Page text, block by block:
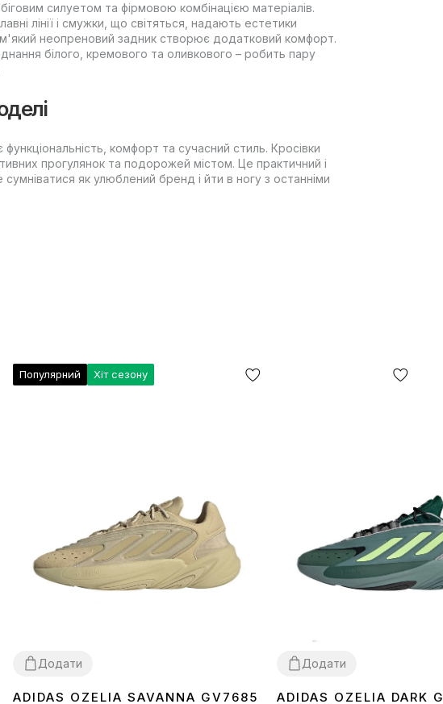
силуетом та фірмовою комбінацією матеріалів.
лінії і смужки, що світяться, надають естетики
м'який неопреновий задник створює додатковий комфорт.
білого, кремового та оливкового – робить пару
комфорт та сучасний стиль. Кросівки
прогулянок та подорожей містом. Це практичний і
як улюблений бренд і йти в ногу з останніми
Популярний Хіт сезону
Додати
ADIDAS OZELIA SAVANNA GV7685
Додати
ADIDAS OZELIA DARK